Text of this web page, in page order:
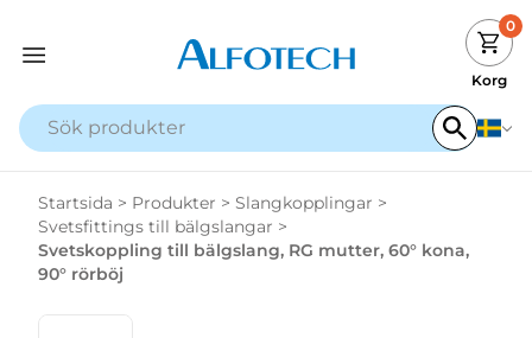
0
Korg
Startsida > Produkter > Slangkopplingar >
Svetsfittings till bälgslangar >
Svetskoppling till bälgslang, RG mutter, 60° kona,
90° rörböj